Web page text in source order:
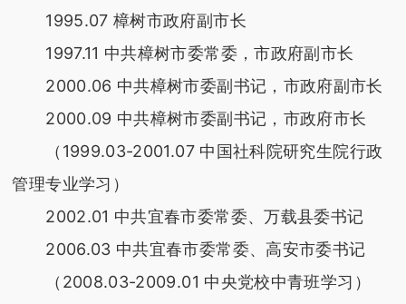
1995.07 樟树市政府副市长
1997.11 中共樟树市委常委，市政府副市长
2000.06 中共樟树市委副书记，市政府副市长
2000.09 中共樟树市委副书记，市政府市长
（1999.03-2001.07 中国社科院研究生院行政
管理专业学习）
2002.01 中共宜春市委常委、万载县委书记
2006.03 中共宜春市委常委、高安市委书记
（2008.03-2009.01 中央党校中青班学习）